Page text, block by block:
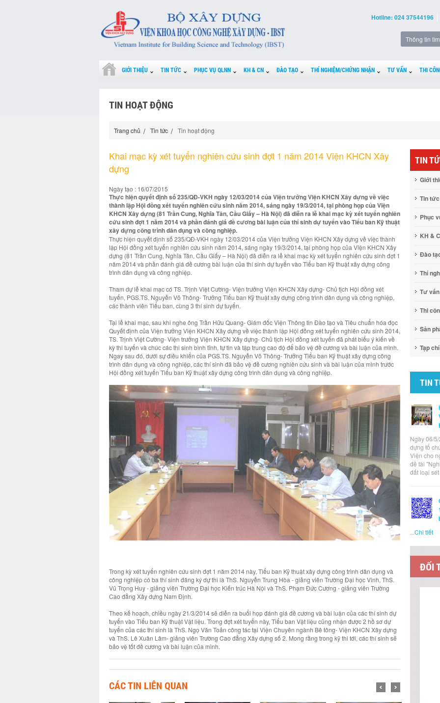
Hotline: 024 37544196
GIỚI THIỆU TIN TỨC PHỤC VỤ QLNN KH & CN ĐÀO TẠO THÍ NGHIỆM/CHỨNG NHẬN TƯ VẤN THI
TIN HOẠT ĐỘNG
Trang chủ Tin tức Tin hoạt động
Khai mạc kỳ xét tuyển nghiên cứu sinh đợt 1 năm 2014 Viện KHCN Xây
dựng
Ngày tạo : 16/07/2015
Thực hiện quyết định số 235/QĐ-VKH ngày 12/03/2014 của Viện trưởng Viện KHCN Xây dựng về việc
thành lập Hội đồng xét tuyển nghiên cứu sinh năm 2014, sáng ngày 19/3/2014, tại phòng họp của Viện
KHCN Xây dựng (81 Trần Cung, Nghĩa Tân, Cầu Giấy – Hà Nội) đã diễn ra lễ khai mạc kỳ xét tuyển nghiên
cứu sinh đợt 1 năm 2014 và phần đánh giá đề cương bài luận của thí sinh dự tuyển vào Tiểu ban Kỹ thuật
xây dựng công trình dân dụng và công nghiệp.
Thực hiện quyết định số 235/QĐ-VKH ngày 12/03/2014 của Viện trưởng Viện KHCN Xây dựng về việc thành
lập Hội đồng xét tuyển nghiên cứu sinh năm 2014, sáng ngày 19/3/2014, tại phòng họp của Viện KHCN Xây
dựng (81 Trần Cung, Nghĩa Tân, Cầu Giấy – Hà Nội) đã diễn ra lễ khai mạc kỳ xét tuyển nghiên cứu sinh đợt 1
năm 2014 và phần đánh giá đề cương bài luận của thí sinh dự tuyển vào Tiểu ban Kỹ thuật xây dựng công
trình dân dụng và công nghiệp.
Tham dự lễ khai mạc có TS. Trịnh Việt Cường- Viện trưởng Viện KHCN Xây dựng- Chủ tịch Hội đồng xét
tuyển, PGS.TS. Nguyễn Võ Thông- Trưởng Tiểu ban Kỹ thuật xây dựng công trình dân dụng và công nghiệp,
các thành viên Tiểu ban, cùng 3 thí sinh dự tuyển.
Tại lễ khai mạc, sau khi nghe ông Trần Hữu Quang- Giám đốc Viện Thông tin Đào tạo và Tiêu chuẩn hóa đọc
Quyết định của Viện trưởng Viện KHCN Xây dựng về việc thành lập Hội đồng xét tuyển nghiên cứu sinh 2014,
TS. Trịnh Việt Cường- Viện trưởng Viện KHCN Xây dựng- Chủ tịch Hội đồng xét tuyển đã phát biểu ý kiến về
kỳ thi tuyển và chúc các thi sinh bình tĩnh, tự tin và tập trung cao độ để bảo vệ đề cương và bài luận của mình.
Ngay sau đó, dưới sự điều khiển của PGS.TS. Nguyễn Võ Thông- Trưởng Tiểu ban Kỹ thuật xây dựng công
trình dân dụng và công nghiệp, các thí sinh đã bảo vệ đề cương nghiên cứu sinh và bài luận của mình trước
Hội đồng xét tuyển Tiểu ban Kỹ thuật xây dựng công trình dân dụng và công nghiệp.
Trong kỳ xét tuyển nghiên cứu sinh đợt 1 năm 2014 này, Tiểu ban Kỹ thuật xây dựng công trình dân dụng và
công nghiệp có ba thí sinh đăng ký dự thi là ThS. Nguyễn Trung Hòa - giảng viên Trường Đại học Vinh, ThS.
Vũ Trọng Huy - giảng viên Trường Đại học Kiến trúc Hà Nội và ThS. Phạm Đức Cương - giảng viên Trường
Cao đẳng Xây dựng Nam Định.
Theo kế hoạch, chiều ngày 21/3/2014 sẽ diễn ra buổi họp đánh giá đề cương và bài luận của các thí sinh dự
tuyển vào Tiểu ban Kỹ thuật Vật liệu. Trong đợt xét tuyển này, Tiểu ban Vật liệu cũng nhận được 2 hồ sơ dự
tuyển của các thí sinh là ThS. Ngọ Văn Toản công tác tại Viện Chuyên ngành Bê tông- Viện KHCN Xây dựng
và ThS. Lê Xuân Lâm- giảng viên Trường Cao đẳng Xây dựng số 2. Mong rằng trong kỹ thi tới, các thí sinh sẽ
bảo vệ tốt đề cương và bài luận của mình.
CÁC TIN LIÊN QUAN
TIN
Giới
Tin tức
Phục
KH &
Đào
Thí
Tư vấn
Thi
Sản
Tạp chí
TIN
Ngày 06/
dựng tổ
Viện cho
đề tài
đất loại
...Chi tiết
ĐỐI